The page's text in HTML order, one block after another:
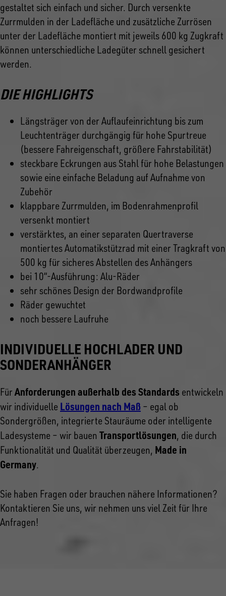
gestaltet sich einfach und sicher. Durch versenkte
Zurrmulden in der Ladefläche und zusätzliche Zurrösen
unter der Ladefläche montiert mit jeweils 600 kg Zugkraft
können unterschiedliche Ladegüter schnell gesichert
werden.
DIE HIGHLIGHTS
Längsträger von der Auflaufeinrichtung bis zum
Leuchtenträger durchgängig für hohe Spurtreue
(bessere Fahreigenschaft, größere Fahrstabilität)
steckbare Eckrungen aus Stahl für hohe Belastungen
sowie eine einfache Beladung auf Aufnahme von
Zubehör
klappbare Zurrmulden, im Bodenrahmenprofil
versenkt montiert
verstärktes, an einer separaten Quertraverse
montiertes Automatikstützrad mit einer Tragkraft von
500 kg für sicheres Abstellen des Anhängers
bei 10“-Ausführung: Alu-Räder
sehr schönes Design der Bordwandprofile
Räder gewuchtet
noch bessere Laufruhe
INDIVIDUELLE HOCHLADER UND
SONDERANHÄNGER
Für Anforderungen außerhalb des Standards entwickeln
wir individuelle Lösungen nach Maß – egal ob
Sondergrößen, integrierte Stauräume oder intelligente
Ladesysteme – wir bauen Transportlösungen, die durch
Funktionalität und Qualität überzeugen, Made in
Germany.
Sie haben Fragen oder brauchen nähere Informationen?
Kontaktieren Sie uns, wir nehmen uns viel Zeit für Ihre
Anfragen!